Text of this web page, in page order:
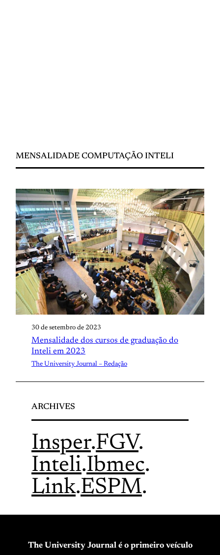
MENSALIDADE COMPUTAÇÃO INTELI
30 de setembro de 2023
Mensalidade dos cursos de graduação do
Inteli em 2023
The University Journal – Redação
ARCHIVES
Insper.FGV.
Inteli.Ibmec.
Link.ESPM.
The University Journal é o primeiro veículo